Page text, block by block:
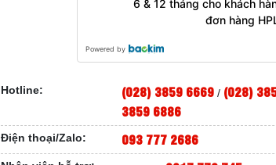
6 & 12 tháng cho khách
đơn hàng
Powered by
Hotline: (028) 3859 6669 / (028)
3859 6886
Điện thoại/Zalo: 093 777 2686